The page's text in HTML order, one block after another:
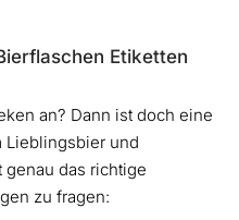
Etiketten
an? Dann ist doch eine
Lieblingsbier und
das richtige
zu fragen: